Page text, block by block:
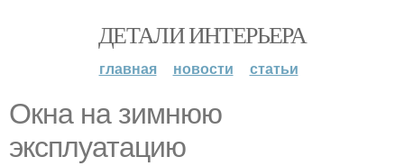
ДЕТАЛИ ИНТЕРЬЕРА
главная новости статьи
Окна на зимнюю
эксплуатацию